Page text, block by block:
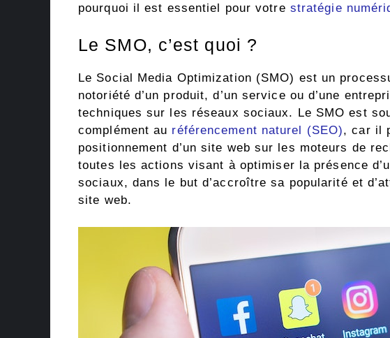
pourquoi il est essentiel pour votre stratégie
Le SMO, c’est quoi ?
Le Social Media Optimization (SMO) est un
notoriété d’un produit, d’un service ou d’une
techniques sur les réseaux sociaux. Le SMO est
complément au référencement naturel (SEO), car il
positionnement d’un site web sur les moteurs de
toutes les actions visant à optimiser la présence
sociaux, dans le but d’accroître sa popularité et
site web.